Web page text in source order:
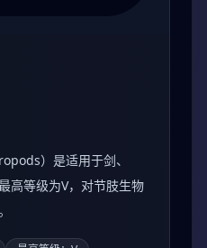
）是适用于剑、
高等级为V，对节肢生物